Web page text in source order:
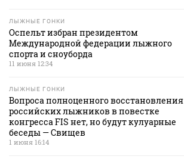
ЛЫЖНЫЕ ГОНКИ
Оспельт избран президентом
Международной федерации лыжного
спорта и сноуборда
11 июня 12:34
ЛЫЖНЫЕ ГОНКИ
Вопроса полноценного восстановления
российских лыжников в повестке
конгресса FIS нет, но будут кулуарные
беседы — Свищев
1 июня 16:14